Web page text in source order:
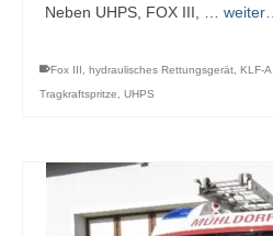
Neben UHPS, FOX III, … weiter…
Fox III hydraulisches Rettungsgerät KLF-A
Tragkraftspritze
UHPS